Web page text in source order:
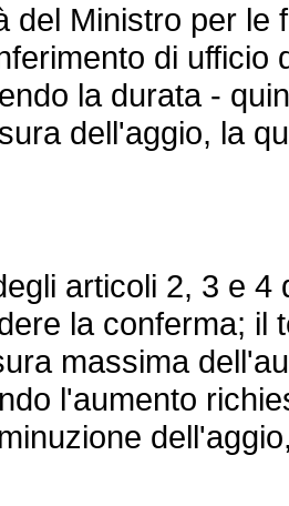
Ministro per le
di ufficio
la durata -
dell'aggio, la
articoli 2, 3 e 4
la conferma; il
massima
l'aumento